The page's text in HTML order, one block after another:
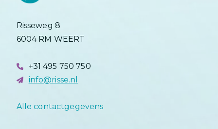
Risseweg 8
6004 RM WEERT
+31 495 750 750
info@risse.nl
Alle contactgegevens